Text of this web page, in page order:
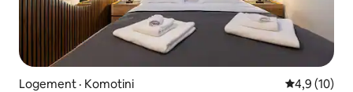
Logement · Komotini Note
4,9 (10)